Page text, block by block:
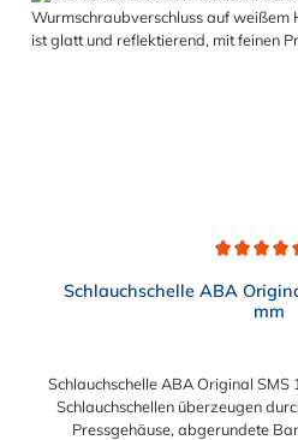
Schlauchschelle ABA
mm
Schlauchschelle ABA Original
Schlauchschellen überzeugen
Pressgehäuse, abgerundete